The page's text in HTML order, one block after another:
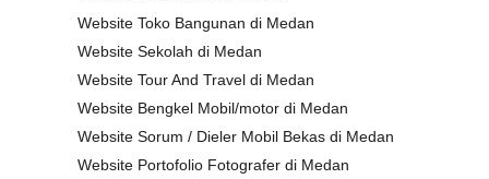
Website Toko Bangunan di Medan
Website Sekolah di Medan
Website Tour And Travel di Medan
Website Bengkel Mobil/motor di Medan
Website Sorum / Dieler Mobil Bekas di Medan
Website Portofolio Fotografer di Medan